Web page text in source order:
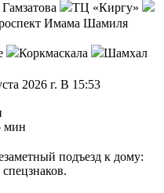
ТЦ «Киргу»
Имама Шамиля
Коркмаскала
Шамхал
2026 г. В 15:53
мин
подъезд к дому: